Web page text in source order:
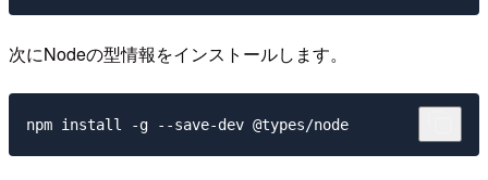
次にNodeの型情報をインストールします。